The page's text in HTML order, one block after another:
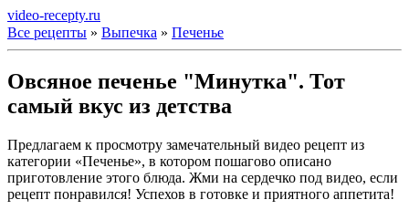
video-recepty.ru
Все рецепты » Выпечка » Печенье
Овсяное печенье "Минутка". Тот
самый вкус из детства
Предлагаем к просмотру замечательный видео рецепт из
категории «Печенье», в котором пошагово описано
приготовление этого блюда. Жми на сердечко под видео, если
рецепт понравился! Успехов в готовке и приятного аппетита!